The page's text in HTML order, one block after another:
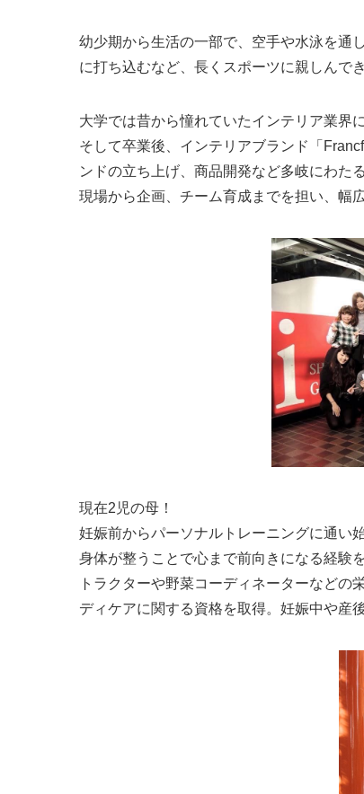
幼少期から生活の一部で、空手や水泳を通
に打ち込むなど、長くスポーツに親しんでき
大学では昔から憧れていたインテリア業界
そして卒業後、インテリアブランド「
ンドの立ち上げ、商品開発など多岐にわた
現場から企画、チーム育成までを担い、幅
現在2児の母！
妊娠前からパーソナルトレーニングに通い
身体が整うことで心まで前向きになる経験
トラクターや野菜コーディネーターなど
ディケアに関する資格を取得。妊娠中や産